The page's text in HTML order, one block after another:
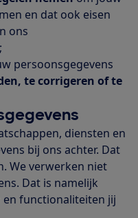
en dat ook eisen
ons
persoonsgegevens
te corrigeren of te
diensten en
bij ons achter. Dat
We verwerken niet
Dat is namelijk
en functionaliteiten jij